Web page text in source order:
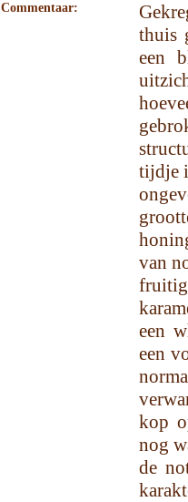
Commentaar:
thuis
een
tijdje
van
een
een
kop
nog
de